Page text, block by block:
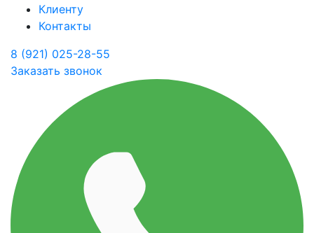
Клиенту
Контакты
8 (921) 025-28-55
Заказать звонок